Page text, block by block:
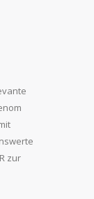
zur